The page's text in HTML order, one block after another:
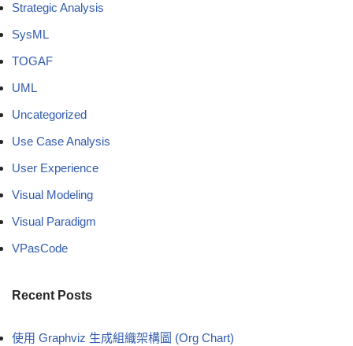
Strategic Analysis
SysML
TOGAF
UML
Uncategorized
Use Case Analysis
User Experience
Visual Modeling
Visual Paradigm
VPasCode
Recent Posts
使用 Graphviz 生成組織架構圖 (Org Chart)